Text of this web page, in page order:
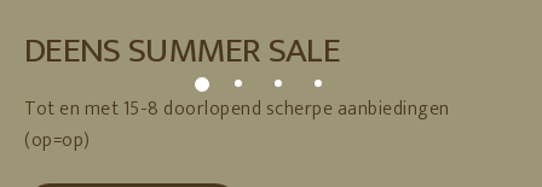
DEENS SUMMER SALE
Tot en met 15-8 doorlopend scherpe aanbiedingen
(op=op)